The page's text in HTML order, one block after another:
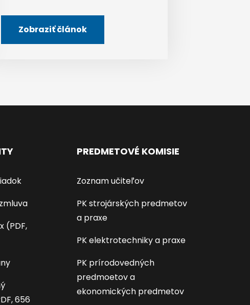
Zobraziť článok
(PDF,
656
PREDMETOVÉ KOMISIE
Zoznam učiteľov
PK strojárských predmetov
a praxe
PK elektrotechniky a praxe
PK prírodovedných
predmoetov a
ekonomických predmetov